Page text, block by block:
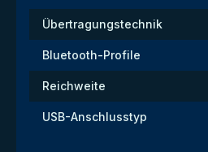
Übertragungstechnik
Bluetooth-Profile
Reichweite
USB-Anschlusstyp